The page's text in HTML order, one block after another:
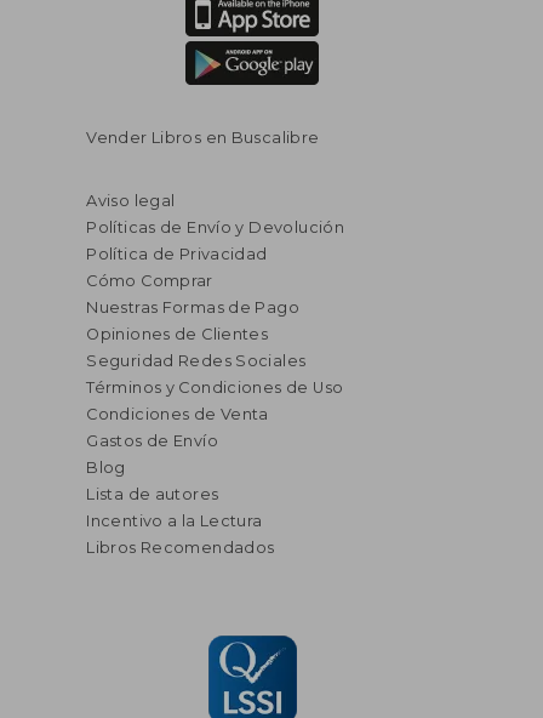
Vender Libros en Buscalibre
Aviso legal
Políticas de Envío y Devolución
Política de Privacidad
Cómo Comprar
Nuestras Formas de Pago
Opiniones de Clientes
Seguridad Redes Sociales
Términos y Condiciones de Uso
Condiciones de Venta
Gastos de Envío
Blog
Lista de autores
Incentivo a la Lectura
Libros Recomendados